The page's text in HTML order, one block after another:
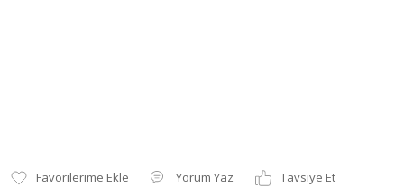
Yorum Yaz
Tavsiye Et